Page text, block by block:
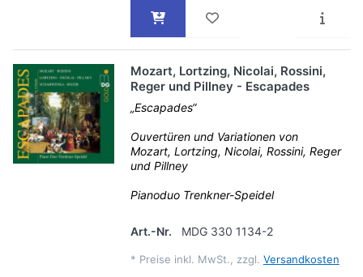
Mozart, Lortzing, Nicolai, Rossini,
Reger und Pillney - Escapades
„Escapades“
Ouvertüren und Variationen von
Mozart, Lortzing, Nicolai, Rossini, Reger
und Pillney
Pianoduo Trenkner-Speidel
Art.-Nr. MDG 330 1134-2
* Preise inkl. MwSt., zzgl. Versandkosten